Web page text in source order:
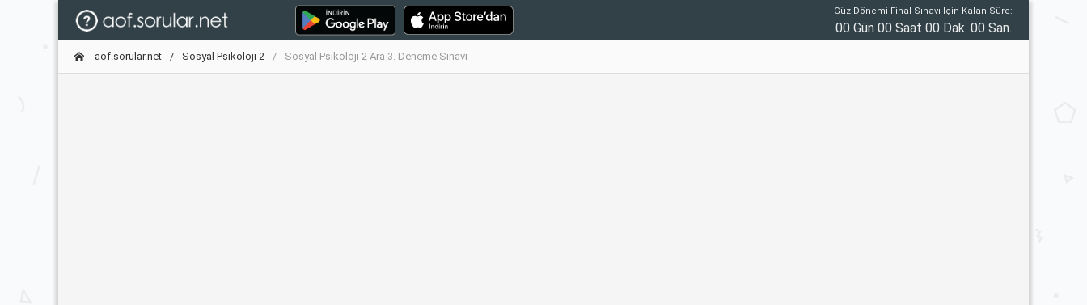
Güz Dönemi Final Sınavı İçin Kalan Süre:
00 Gün 00 Saat 00 Dak. 00 San.
aof.sorular.net Sosyal Psikoloji 2 Sosyal Psikoloji 2 Ara 3. Deneme Sınavı